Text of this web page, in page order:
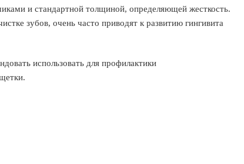
и стандартной толщиной, определяющей жесткость.
зубов, очень часто приводят к развитию гингивита
использовать для профилактики